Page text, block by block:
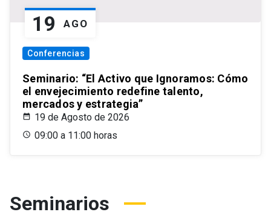
19 AGO
Conferencias
Seminario: “El Activo que Ignoramos: Cómo
el envejecimiento redefine talento,
mercados y estrategia”
19 de Agosto de 2026
09:00 a 11:00 horas
Seminarios